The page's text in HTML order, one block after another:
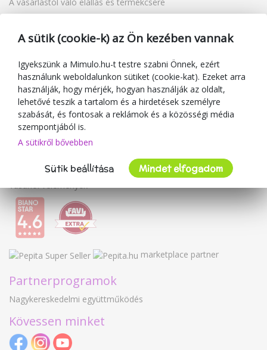
Reklamáció
Ajándékutalványok
Blog
A kereskedőről
Mimulo.hu
Felhasználási feltételek
Adatvédelmi irányelvek
Együttműködés
Vásárlói vélemények
marketplace partner
Partnerprogramok
Nagykereskedelmi együttműködés
Kövessen minket
A sütik (cookie-k) az Ön kezében vannak
Igyekszünk a Mimulo.hu-t testre szabni Önnek, ezért
használunk weboldalunkon sütiket (cookie-kat). Ezeket arra
használják, hogy mérjék, hogyan használják az oldalt,
lehetővé teszik a tartalom és a hirdetések személyre
szabását, és fontosak a reklámok és a közösségi média
szempontjából is.
A sütikről bővebben
Sütik beállítása Mindet elfogadom